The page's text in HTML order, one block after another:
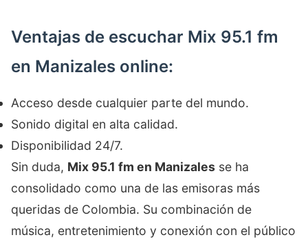
Ventajas de escuchar Mix 95.1 fm
en Manizales online:
Acceso desde cualquier parte del mundo.
Sonido digital en alta calidad.
Disponibilidad 24/7.
Sin duda, Mix 95.1 fm en Manizales se ha
consolidado como una de las emisoras más
queridas de Colombia. Su combinación de
música, entretenimiento y conexión con el público